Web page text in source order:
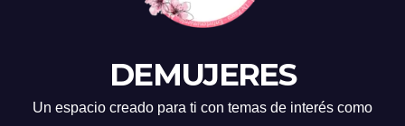
DEMUJERES
Un espacio creado para ti con temas de interés como